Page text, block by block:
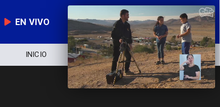
EN VIVO
INICIO NOTICIERO POLÍTICA